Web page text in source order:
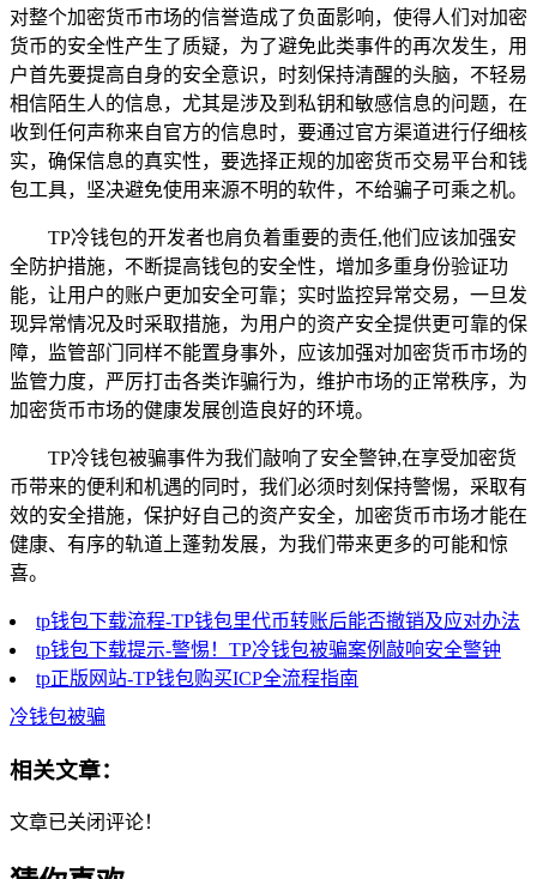
对整个加密货币市场的信誉造成了负面影响，使得人们对加密
货币的安全性产生了质疑，为了避免此类事件的再次发生，用
户首先要提高自身的安全意识，时刻保持清醒的头脑，不轻易
相信陌生人的信息，尤其是涉及到私钥和敏感信息的问题，在
收到任何声称来自官方的信息时，要通过官方渠道进行仔细核
实，确保信息的真实性，要选择正规的加密货币交易平台和钱
包工具，坚决避免使用来源不明的软件，不给骗子可乘之机。
TP冷钱包的开发者也肩负着重要的责任,他们应该加强安
全防护措施，不断提高钱包的安全性，增加多重身份验证功
能，让用户的账户更加安全可靠；实时监控异常交易，一旦发
现异常情况及时采取措施，为用户的资产安全提供更可靠的保
障，监管部门同样不能置身事外，应该加强对加密货币市场的
监管力度，严厉打击各类诈骗行为，维护市场的正常秩序，为
加密货币市场的健康发展创造良好的环境。
TP冷钱包被骗事件为我们敲响了安全警钟,在享受加密货
币带来的便利和机遇的同时，我们必须时刻保持警惕，采取有
效的安全措施，保护好自己的资产安全，加密货币市场才能在
健康、有序的轨道上蓬勃发展，为我们带来更多的可能和惊
喜。
tp钱包下载流程-TP钱包里代币转账后能否撤销及应对办法
tp钱包下载提示-警惕！TP冷钱包被骗案例敲响安全警钟
tp正版网站-TP钱包购买ICP全流程指南
冷钱包被骗
相关文章：
文章已关闭评论！